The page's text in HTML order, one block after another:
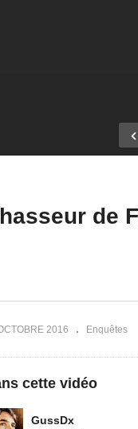
de
2016 Enquêtes
cette vidéo
GussDx